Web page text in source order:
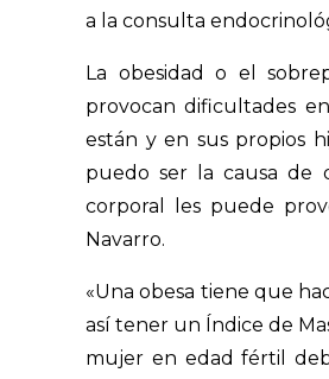
a la consulta
La obesidad o el
provocan dificultades
están y en sus propios
puedo ser la causa de
corporal les puede
Navarro.
«Una obesa tiene que
así tener un Índice de
mujer en edad fértil